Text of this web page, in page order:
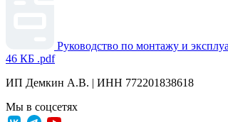
Руководство по монтажу и
46 КБ .pdf
ИП Демкин А.В. | ИНН 772201838618
Мы в соцсетях